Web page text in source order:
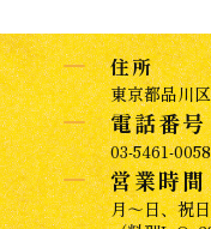
K 住所
東京都品川
K 電話番号
03-5461-0058
K 営業時間
月～日、祝